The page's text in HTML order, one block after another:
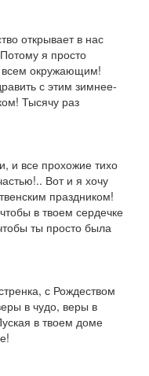
открывает в нас
я просто
всем окружающим!
с этим зимнее-
Тысячу раз
и все прохожие тихо
Вот и я хочу
праздником!
в твоем сердечке
ты просто была
с Рождеством
в чудо, веры в
в твоем доме